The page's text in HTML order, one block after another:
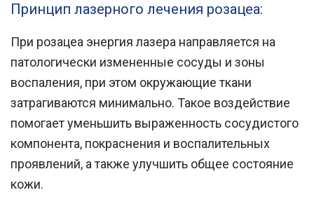
Принцип лазерного лечения розацеа:
При розацеа энергия лазера направляется на
патологически измененные сосуды и зоны
воспаления, при этом окружающие ткани
затрагиваются минимально. Такое воздействие
помогает уменьшить выраженность сосудистого
компонента, покраснения и воспалительных
проявлений, а также улучшить общее состояние
кожи.